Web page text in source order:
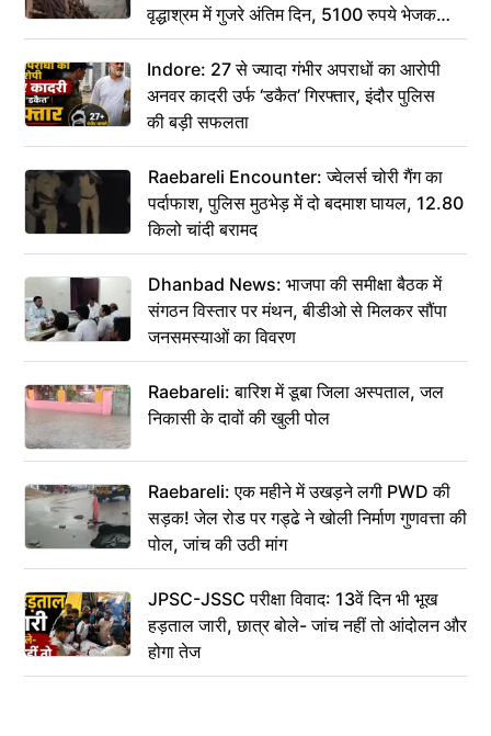
वृद्धाश्रम में गुजरे अंतिम दिन, 5100 रुपये भेजकर
कहा– अंतिम संस्कार कर दीजिए हम नहीं आ पाएंगे
Indore: 27 से ज्यादा गंभीर अपराधों का आरोपी
अनवर कादरी उर्फ ‘डकैत’ गिरफ्तार, इंदौर पुलिस
की बड़ी सफलता
Raebareli Encounter: ज्वेलर्स चोरी गैंग का
पर्दाफाश, पुलिस मुठभेड़ में दो बदमाश घायल, 12.80
किलो चांदी बरामद
Dhanbad News: भाजपा की समीक्षा बैठक में
संगठन विस्तार पर मंथन, बीडीओ से मिलकर सौंपा
जनसमस्याओं का विवरण
Raebareli: बारिश में डूबा जिला अस्पताल, जल
निकासी के दावों की खुली पोल
Raebareli: एक महीने में उखड़ने लगी PWD की
सड़क! जेल रोड पर गड्ढे ने खोली निर्माण गुणवत्ता की
पोल, जांच की उठी मांग
JPSC-JSSC परीक्षा विवाद: 13वें दिन भी भूख
हड़ताल जारी, छात्र बोले- जांच नहीं तो आंदोलन और
होगा तेज